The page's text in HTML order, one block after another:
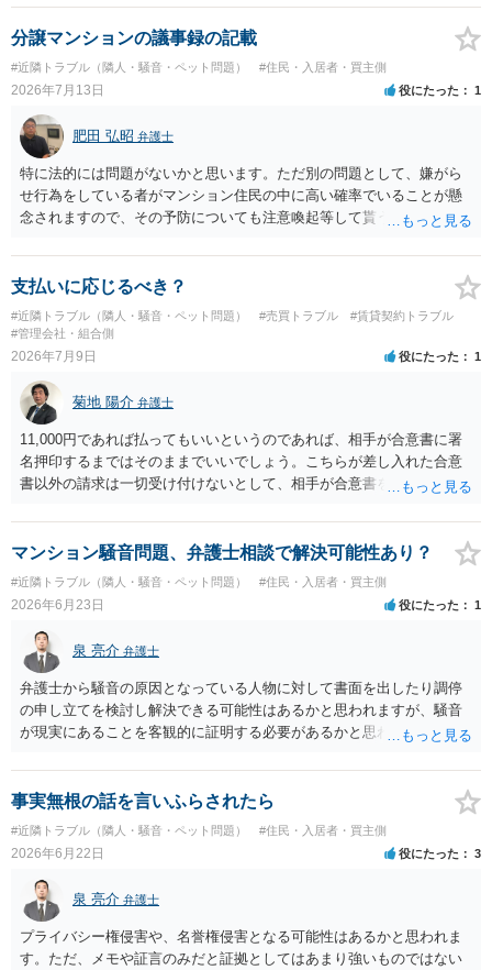
上、自分のペットの遺骨を埋める行為自体は墓地埋葬法違反や不法投
棄には該当しないため、犯罪になるわけではありません。しかし、建
物の所有者は質問者様であっても、土地の所有権はあくまで地主にあ
ります。そのため、地主に無断でお骨を埋める行為は、他人の所有権
を侵害する行為や、借地人としての善管注意義務違反とみなされる可
能性が高いのが私見です。 どうしてもお近くで供養されたい場合は、
事前に地主へ相談して許可を得るか、土地に直接埋めずに大きめの鉢
植え等で供養する「プランター葬」や、ペット霊園等への納骨を検討
されるのが確実かと思います。
分譲マンションの議事録の記載
#近隣トラブル（隣人・騒音・ペット問題） #住民・入居者・買主側
2026年7月13日 役にたった 1
肥田 弘昭 弁護士
特に法的には問題がないかと思います。ただ別の問題として、嫌がら
せ行為をしている者がマンション住民の中に高い確率でいることが懸
念されますので、その予防についても注意喚起等して貰うと良いかと
支払いに応じるべき？
#近隣トラブル（隣人・騒音・ペット問題） #売買トラブル
#賃貸契約トラブル
#管理会社・組合側
2026年7月9日 役にたった 1
菊地 陽介 弁護士
11,000円であれば払ってもいいというのであれば、相手が合意書に署
名押印するまではそのままでいいでしょう。こちらが差し入れた合意
書以外の請求は一切受け付けないとして、相手が合意書を作成するま
入れてしまっているということなので、もし11,000円の支払い合意も
撤回したいというのであれば、できれば内容証明で先方の支払いの請
求について一切応じるつもりがない旨を書面で伝えたうえで、先に差
し入れた合意書は撤回すると明確に示す必要があります。
マンション騒音問題、弁護士相談で解決可能性あり？
#近隣トラブル（隣人・騒音・ペット問題） #住民・入居者・買主側
2026年6月23日 役にたった 1
泉 亮介 弁護士
弁護士から騒音の原因となっている人物に対して書面を出したり調停
の申し立てを検討し解決できる可能性はあるかと思われますが、騒音
が現実にあることを客観的に証明する必要があるかと思われます。
事実無根の話を言いふらされたら
#近隣トラブル（隣人・騒音・ペット問題） #住民・入居者・買主側
2026年6月22日 役にたった 3
泉 亮介 弁護士
プライバシー権侵害や、名誉権侵害となる可能性はあるかと思われま
す。ただ、メモや証言のみだと証拠としてはあまり強いものではない